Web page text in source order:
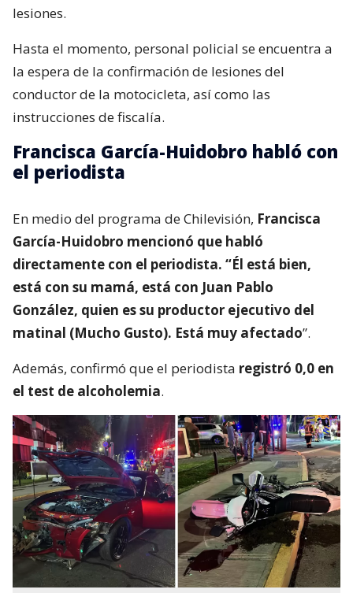
lesiones.
Hasta el momento, personal policial se encuentra a
la espera de la confirmación de lesiones del
conductor de la motocicleta, así como las
instrucciones de fiscalía.
Francisca García-Huidobro habló con
el periodista
En medio del programa de Chilevisión, Francisca
García-Huidobro mencionó que habló
directamente con el periodista. “Él está bien,
está con su mamá, está con Juan Pablo
González, quien es su productor ejecutivo del
matinal (Mucho Gusto). Está muy afectado”.
Además, confirmó que el periodista registró 0,0 en
el test de alcoholemia.